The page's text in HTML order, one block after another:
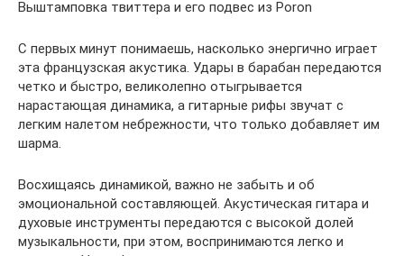
Выштамповка твиттера и его подвес из Poron
С первых минут понимаешь, насколько энергично играет
эта французская акустика. Удары в барабан передаются
четко и быстро, великолепно отыгрывается
нарастающая динамика, а гитарные рифы звучат с
легким налетом небрежности, что только добавляет им
шарма.
Восхищаясь динамикой, важно не забыть и об
эмоциональной составляющей. Акустическая гитара и
духовые инструменты передаются с высокой долей
музыкальности, при этом, воспринимаются легко и